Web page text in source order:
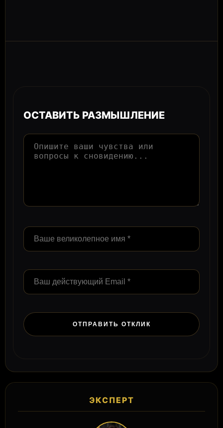
ОСТАВИТЬ РАЗМЫШЛЕНИЕ
ЭКСПЕРТ